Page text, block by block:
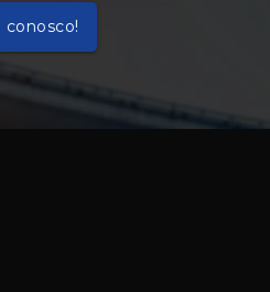
conosco!